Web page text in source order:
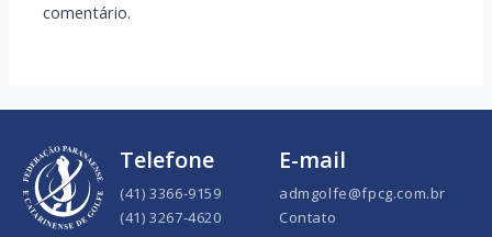
comentário.
Telefone
(41) 3366-9159
(41) 3267-4620
E-mail
admgolfe@fpcg.com.br
Contato